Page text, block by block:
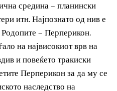
што значи „Градот на
Денес, ова е
Пловдив.
се издигнал како
урнатини биле
браната Копринка, кај